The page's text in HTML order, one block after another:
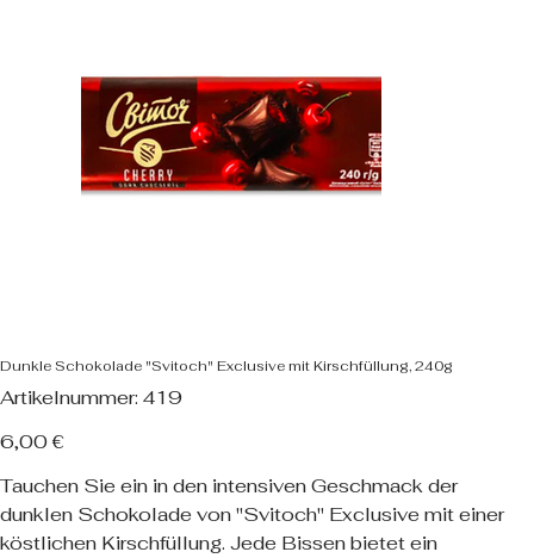
Dunkle Schokolade "Svitoch" Exclusive mit Kirschfüllung, 240g
Artikelnummer:
Artikelnummer:
419
419
Preis
6,00 €
Tauchen Sie ein in den intensiven Geschmack der
dunklen Schokolade von "Svitoch" Exclusive mit einer
köstlichen Kirschfüllung. Jede Bissen bietet ein